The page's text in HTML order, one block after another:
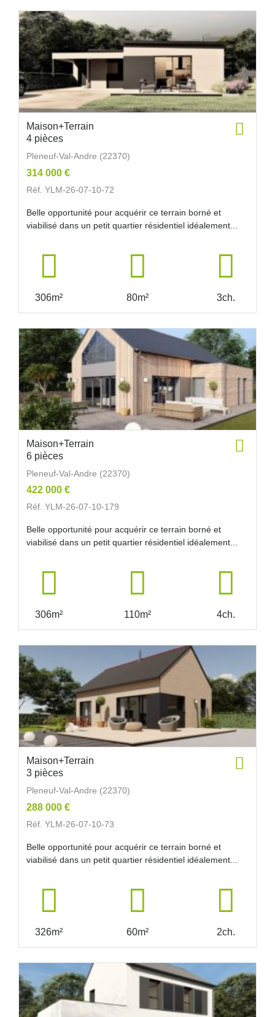
Maison+Terrain
4 pièces
Pleneuf-Val-Andre (22370)
314 000 €
Réf. YLM-26-07-10-72
Belle opportunité pour acquérir ce terrain borné et
viabilisé dans un petit quartier résidentiel idéalement...
306m² 80m² 3ch.
Maison+Terrain
6 pièces
Pleneuf-Val-Andre (22370)
422 000 €
Réf. YLM-26-07-10-179
Belle opportunité pour acquérir ce terrain borné et
viabilisé dans un petit quartier résidentiel idéalement...
306m² 110m² 4ch.
Maison+Terrain
3 pièces
Pleneuf-Val-Andre (22370)
288 000 €
Réf. YLM-26-07-10-73
Belle opportunité pour acquérir ce terrain borné et
viabilisé dans un petit quartier résidentiel idéalement...
326m² 60m² 2ch.